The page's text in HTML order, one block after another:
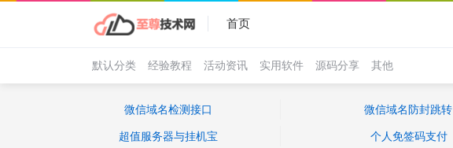
首页
默认分类 经验教程 活动资讯 实用软件 源码分享 其他
微信域名检测接口 微信域名防封跳转
超值服务器与挂机宝 个人免签码支付